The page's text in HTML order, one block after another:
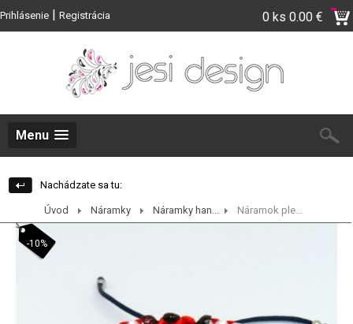
Prihlásenie | Registrácia 0 ks 0.00 €
Menu
Nachádzate sa tu:
Úvod Náramky Náramky han... Náramok ple...
-10%